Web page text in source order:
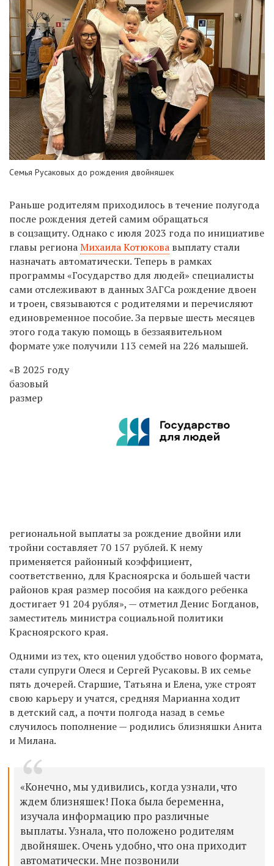
Семья Русаковых до рождения двойняшек
Раньше родителям приходилось в течение полугода
после рождения детей самим обращаться
в соцзащиту. Однако с июля 2023 года по инициативе
главы регионаМихаила Котюкова выплату стали
назначать автоматически. Теперь в рамках
программы «Государство для людей» специалисты
сами отслеживают в данных ЗАГСа рождение двоен
и троен, связываются с родителями и перечисляют
единовременное пособие. За первые шесть месяцев
этого года такую помощь в беззаявительном
формате уже получили 113 семей на 226 малышей.
«В 2025 году
базовый
размер
региональной выплаты за рождение двойни или
тройни составляет 70 157 рублей. К нему
применяется районный коэффициент,
соответственно, для Красноярска и большей части
районов края размер пособия на каждого ребенка
достигает 91 204 рубля», — отметилДенис Богданов,
заместитель министра социальной политики
Красноярского края.
Одними из тех, кто оценил удобство нового формата,
стали супруги Олеся и Сергей Русаковы. В их семье
пять дочерей. Старшие, Татьяна и Елена, уже строят
свою карьеру и учатся, средняя Марианна ходит
в детский сад, а почти полгода назад в семье
случилось пополнение — родились близняшки Анита
и Милана.
«Конечно, мы удивились, когда узнали, что
ждем близняшек! Пока была беременна,
изучала информацию про различные
выплаты. Узнала, что положено родителям
двойняшек. Очень удобно, что она приходит
автоматически. Мне позвонили